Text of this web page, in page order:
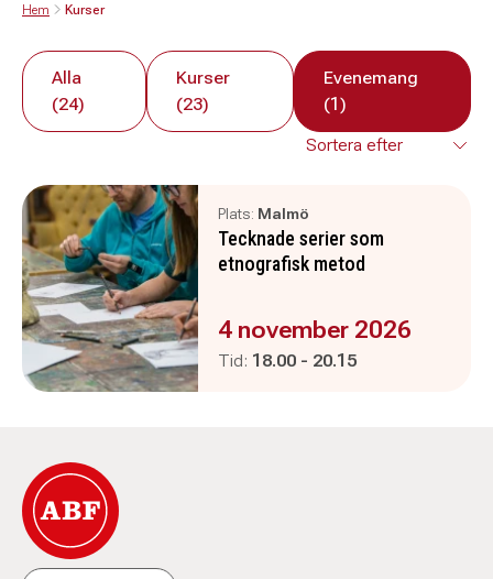
Hem Kurser
Alla
(24)
Kurser
(23)
Evenemang
(1)
Plats: Malmö
Tecknade serier som
etnografisk metod
Evenemanget är :
4 november 2026
Tid: Pågår mellan
18.00 - och
20.15